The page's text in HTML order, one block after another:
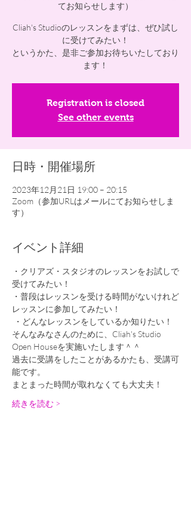
てお知らせします）
Cliah's Studioのレッスンをまずは、ぜひ試し
に受けてみたい！
というかた、是非ご参加お待ちいたしており
ます！
Registration is closed
See other events
日時・開催場所
2023年12月21日 19:00 – 20:15
Zoom（参加URLはメールにてお知らせしま
す）
イベント詳細
・クリアズ・スタジオのレッスンをお試しで
受けてみたい！
・普段はレッスンを受ける時間がないけれど
レッスンに参加してみたい！
・どんなレッスンをしているか知りたい！
そんなみなさんのために、Cliah's Studio
Open Houseを実施いたします＾＾
過去に受講をしたことがあるかたも、受講可
能です。
まとまった時間が取れなくても大丈夫！
続きを読む >